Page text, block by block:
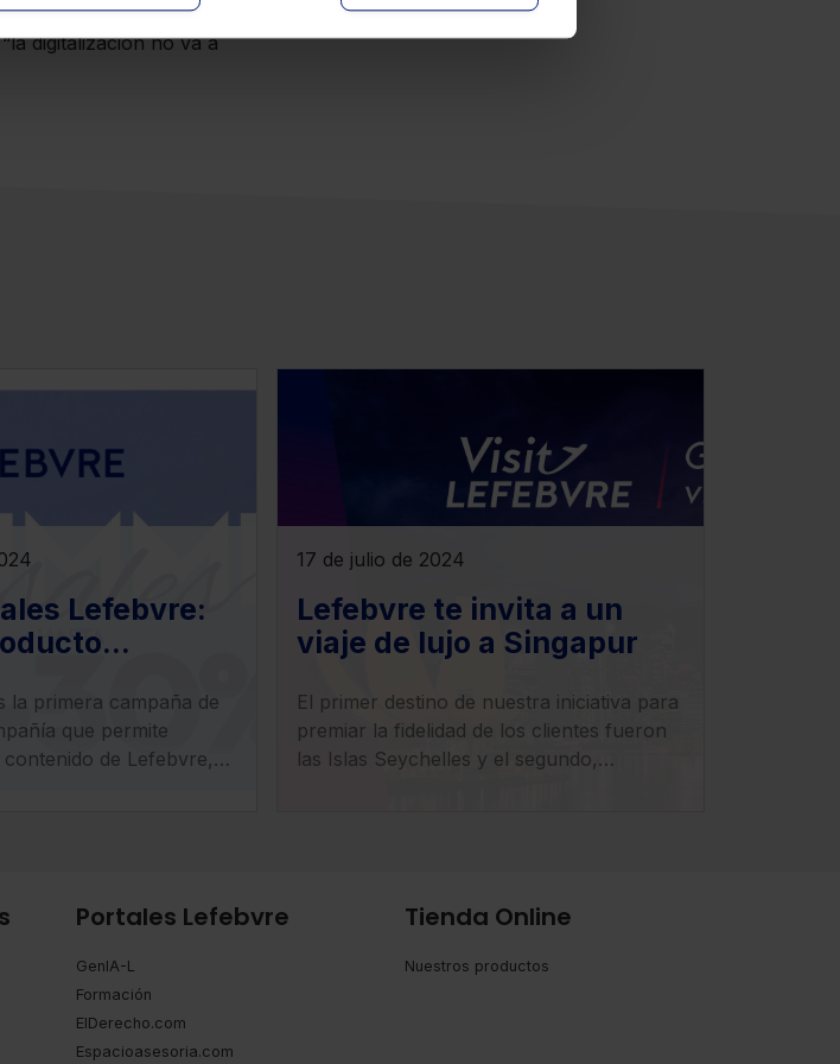
los despachos y remarcó
digitalización no va a
Lefebvre:
la primera campaña de
que permite
de Lefebvre,
17 de julio de 2024
Lefebvre te invita a un
viaje de lujo a Singapur
El primer destino de nuestra iniciativa para
premiar la fidelidad de los clientes fueron
las Islas Seychelles y el segundo,
Portales Lefebvre
GenIA-L
Formación
ElDerecho.com
Espacioasesoria.com
Tienda Online
Nuestros productos